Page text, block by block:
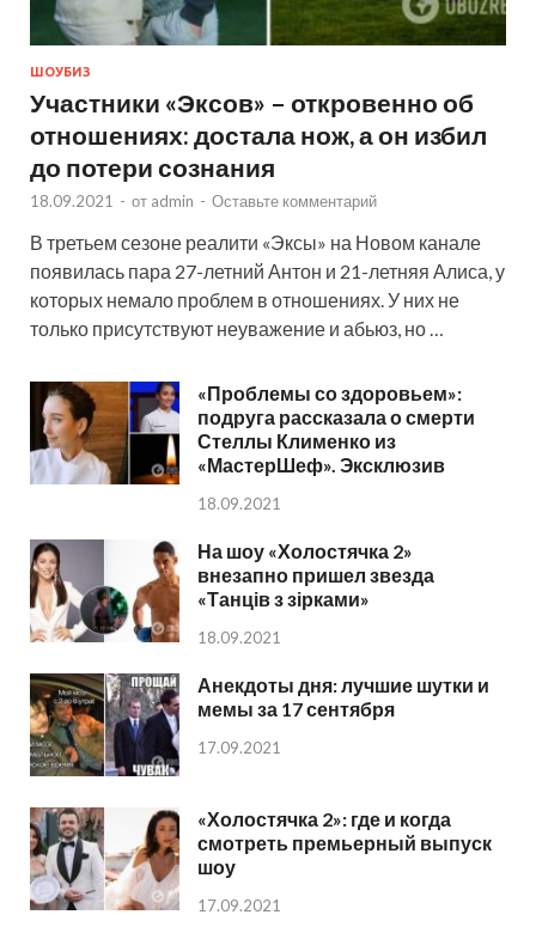
ШОУБИЗ
Участники «Эксов» – откровенно об
отношениях: достала нож, а он избил
до потери сознания
18.09.2021 - от admin - Оставьте комментарий
В третьем сезоне реалити «Эксы» на Новом канале
появилась пара 27-летний Антон и 21-летняя Алиса, у
которых немало проблем в отношениях. У них не
только присутствуют неуважение и абьюз, но …
«Проблемы со здоровьем»:
подруга рассказала о смерти
Стеллы Клименко из
«МастерШеф». Эксклюзив
18.09.2021
На шоу «Холостячка 2»
внезапно пришел звезда
«Танців з зірками»
18.09.2021
Анекдоты дня: лучшие шутки и
мемы за 17 сентября
17.09.2021
«Холостячка 2»: где и когда
смотреть премьерный выпуск
шоу
17.09.2021